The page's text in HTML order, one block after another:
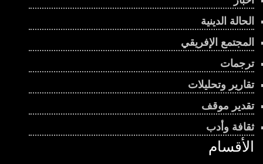
الحالة الدينية
المجتمع الإفريقي
ترجمات
تقارير وتحليلات
تقدير موقف
ثقافة وأدب
الأقسام